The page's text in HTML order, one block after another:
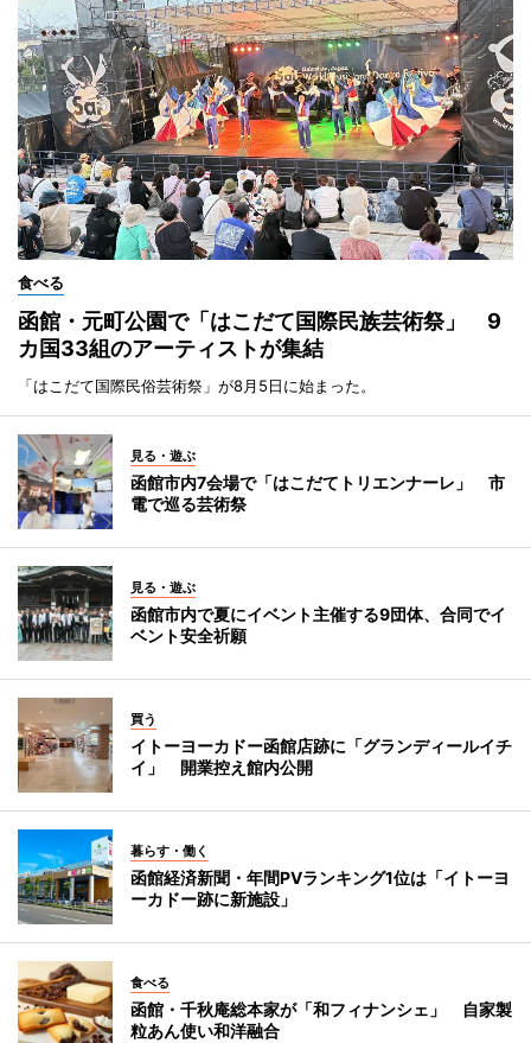
食べる
函館・元町公園で「はこだて国際民族芸術祭」 9
カ国33組のアーティストが集結
「はこだて国際民俗芸術祭」が8月5日に始まった。
見る・遊ぶ
函館市内7会場で「はこだてトリエンナーレ」 市
電で巡る芸術祭
見る・遊ぶ
函館市内で夏にイベント主催する9団体、合同でイ
ベント安全祈願
買う
イトーヨーカドー函館店跡に「グランディールイチ
イ」 開業控え館内公開
暮らす・働く
函館経済新聞・年間PVランキング1位は「イトーヨ
ーカドー跡に新施設」
食べる
函館・千秋庵総本家が「和フィナンシェ」 自家製
粒あん使い和洋融合